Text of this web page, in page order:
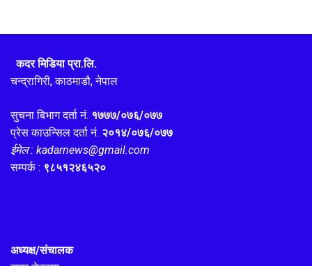
कदर मिडिया प्रा.लि.
चन्द्रागिरी, काठमाडौ, नेपाल
सुचना बिभाग दर्ता नं. १७७७/०७६/०७७
प्रेस काउन्सिल दर्ता नं. २०१४/०७६/०७७
ईमेल : kadarnews@gmail.com
सम्पर्क : ९८५१२४६५२०
अध्यक्ष/संचालक